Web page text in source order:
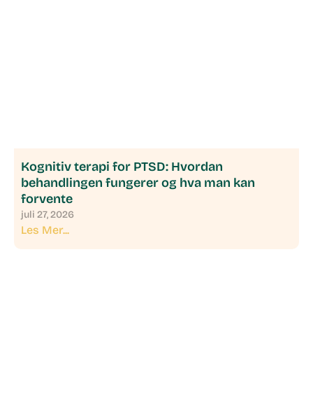
Kognitiv terapi for PTSD: Hvordan
behandlingen fungerer og hva man kan
forvente
juli 27, 2026
Les Mer...